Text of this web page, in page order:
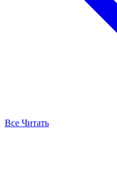
Все Читать